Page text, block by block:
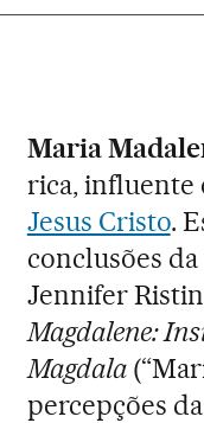
Maria
rica, influente
Jesus Cristo.
conclusões
Jennifer
Magdalene:
Magdala
percepções